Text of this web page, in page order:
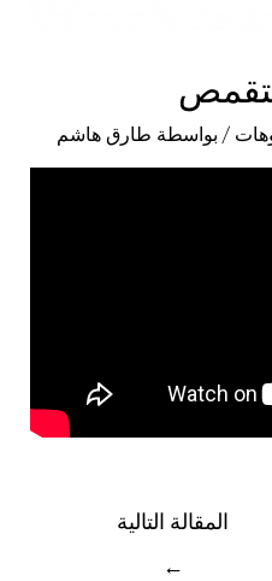
/ بواسطة طارق هاشم
المقالة التالية
←